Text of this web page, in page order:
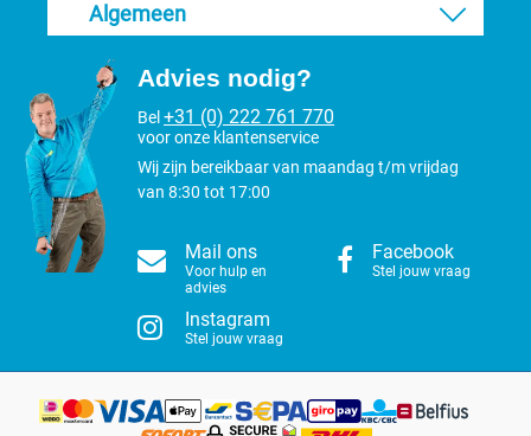
Algemeen
Advies nodig?
Bel +31 (0) 222 761 770
voor onze klantenservice
Wij zijn bereikbaar van maandag t/m vrijdag
van 8:30 tot 17:00
Mail ons
Voor hulp en
advies
Facebook
Stel jouw vraag
Instagram
Stel jouw vraag